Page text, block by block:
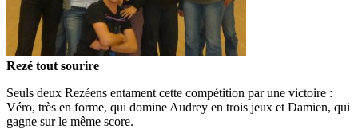
Rezé tout sourire
Seuls deux Rezéens entament cette compétition par une victoire :
Véro, très en forme, qui domine Audrey en trois jeux et Damien, qui
gagne sur le même score.